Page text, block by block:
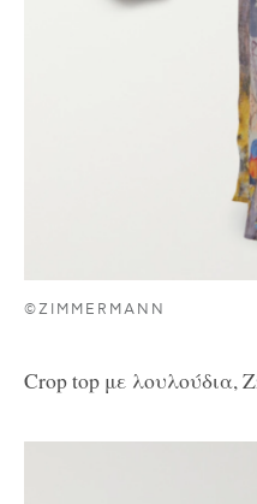
©ZIMMERMANN
Crop top με λουλούδια,